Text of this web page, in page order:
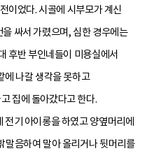
이었다. 시골에 시부모가 계신
싸서 가렸으며, 심한 경우에는
후반 부인네들이 미용실에서
에 나갈 생각을 못하고
집에 돌아갔다고 한다.
기 아이롱을 하였고 양옆머리에
말음하여 말아 올리거나 뒷머리를